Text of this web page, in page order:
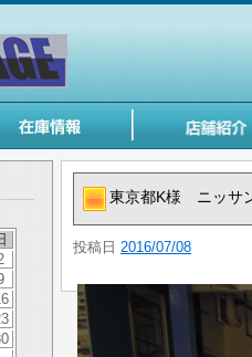
東京都K様 ニッサ
投稿日 2016/07/08